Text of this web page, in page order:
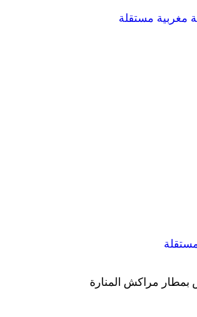
بمطار مراكش المنارة